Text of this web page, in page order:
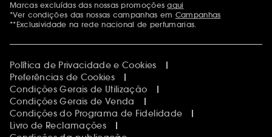
Menções adicionais
Marcas excluídas das nossas promoçõesaqui
*Ver condições das nossas campanhas em Campanhas
**Exclusividade na rede nacional de perfumarias.
Política de Privacidade e Cookies
Preferências de Cookies
Condições Gerais de Utilização
Condições Gerais de Venda
Condições do Programa de Fidelidade
Livro de Reclamações